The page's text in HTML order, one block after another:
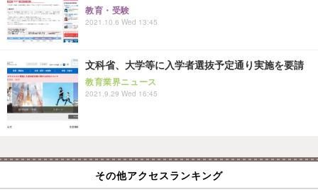
教育・受験
2021.10.6 Wed 13:45
文科省、大学等に入学者選抜予定通り実施を要請
教育業界ニュース
2021.9.29 Wed 16:45
その他アクセスランキング